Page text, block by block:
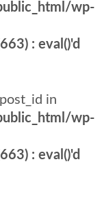
wp-
: eval()'d
in
wp-
: eval()'d